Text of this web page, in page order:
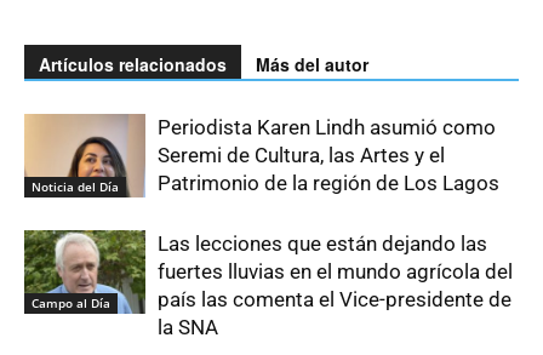
Artículos relacionados Más del autor
Noticia del Día
Periodista Karen Lindh asumió como
Seremi de Cultura, las Artes y el
Patrimonio de la región de Los Lagos
Campo al Día
Las lecciones que están dejando las
fuertes lluvias en el mundo agrícola del
país las comenta el Vice-presidente de
la SNA